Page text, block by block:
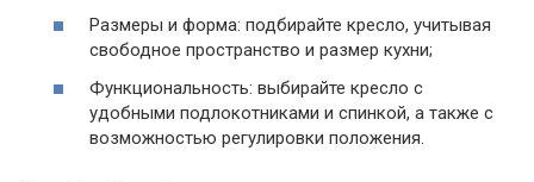
Размеры и форма: подбирайте кресло, учитывая
свободное пространство и размер кухни;
Функциональность: выбирайте кресло с
удобными подлокотниками и спинкой, а также с
возможностью регулировки положения.